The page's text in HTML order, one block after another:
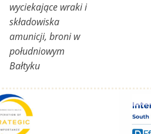
wyciekające wraki i
składowiska
amunicji, broni w
południowym
Bałtyku